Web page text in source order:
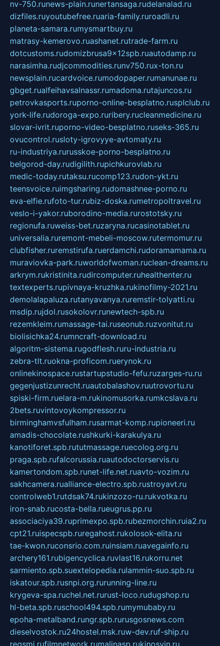
nv-750.runews-plain.runertansaga.rudelanalad.ru
dizfiles.ruyoutubefree.ruaria-family.ruroadli.ru
planeta-samara.rumysmartbuy.ru
matrasy-kemerovo.ruashanet.rutrade-farm.ru
dotcustoms.rudomizbrusa9x12spb.ruautodamp.ru
narasimha.rudjcommodities.runv750.rux-ton.ru
newsplain.rucardvoice.rumodopaper.rumanunae.ru
gbget.rualfeihavsalnassr.rumadoma.rutajuncos.ru
petrovkasports.ruporno-online-besplatno.rusplclub.ru
york-life.rudoroga-expo.ruribery.rucleanmedicine.ru
slovar-ivrit.ruporno-video-besplatno.ruseks-365.ru
ovucontrol.rusloty-igrovyye-avtomaty.ru
ru-industriya.rurusskoe-porno-besplatno.ru
belgorod-day.rudigilith.rupichkurovlab.ru
medic-today.rutaksu.rucomp123.rudon-ykt.ru
teensvoice.ruimgsharing.rudomashnee-porno.ru
eva-elfie.rufoto-tur.rubiz-doska.rumetropoltravel.ru
veslo-i-yakor.ruborodino-media.rurostotsky.ru
regionufa.ruweiss-bet.ruzaryna.rucasinotablet.ru
universalia.ruremont-mebeli-moscow.rutermomur.ru
clubfisher.ruremstirufa.ruerdamchi.rudoramamama.ru
muraviovka-park.ruworldofwoman.ruclean-dreams.ru
arkrym.rukristinita.rudircomputer.ruhealthenter.ru
textexperts.rupivnaya-kruzhka.rukinofilmy-2021.ru
demolalapaluza.rutanyavanya.ruremstir-tolyatti.ru
msdip.rujdol.rusokolovr.runewtech-spb.ru
rezemkleim.rumassage-tai.ruseonub.ruzvonitut.ru
biolisichka24.rumncraft-download.ru
algoritm-sistema.rugodflesh.ruru-industria.ru
zebra-tlt.ruokna-proficom.ruerynok.ru
onlinekinospace.rustartupstudio-fefu.ruzarges-ru.ru
gegenjustizunrecht.ruautobalashov.ruutrovortu.ru
spiski-firm.ruelara-m.rukinomusorka.rumkcslava.ru
2bets.ruvintovoykompressor.ru
birminghamvsfulham.rusarmat-komp.rupioneeri.ru
amadis-chocolate.rushkurki-karakulya.ru
kanotiforet.spb.rututmassage.ruecolog.org.ru
praga.spb.rufalcorussia.ruautodoctorservis.ru
kamertondom.spb.runet-life.net.ruavto-vozim.ru
sakhcamera.rualliance-electro.spb.rustroyavt.ru
controlweb1.rutdsak74.rukinzozo-ru.rukvotka.ru
iron-snab.rucosta-bella.rueugrus.pp.ru
associaciya39.ruprimexpo.spb.rubezmorchin.ruia2.ru
cpt21.ruispecspb.ruregahost.rukolosok-elita.ru
tae-kwon.ruconsrio.com.ruinsiam.ruavegainfo.ru
archery161.rubigencyclica.ruvlast16.rukorru.net
sarmiento.spb.suextelopedia.rulammin-suo.spb.ru
iskatour.spb.rusnpi.org.rurunning-line.ru
krygeva-spa.ruchel.net.rurust-loco.rudugshop.ru
hl-beta.spb.ruschool494.spb.rumymubaby.ru
epoha-metalband.rungr.spb.rurusgosnews.com
dieselvostok.ru24hostel.msk.ruw-dev.ruf-ship.ru
regsmi.rufilmnetwork.rumalinasp.rukinosvin.ru